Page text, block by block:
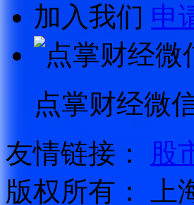
加入我们 申
点掌财经微
友情链接：
股
版权所有：